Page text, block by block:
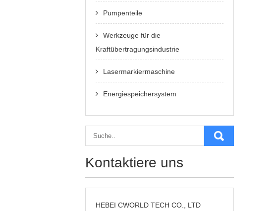
Pumpenteile
Werkzeuge für die
Kraftübertragungsindustrie
Lasermarkiermaschine
Energiespeichersystem
Kontaktiere uns
HEBEI CWORLD TECH CO., LTD